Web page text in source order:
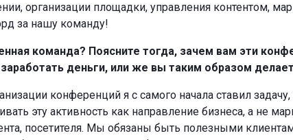
организации площадки, управления контентом,
за нашу команду!
команда? Поясните тогда, зачем вам эти
деньги, или же вы таким образом
конференций я с самого начала ставил
эту активность как направление бизнеса, а не
посетителя. Мы обязаны быть полезными